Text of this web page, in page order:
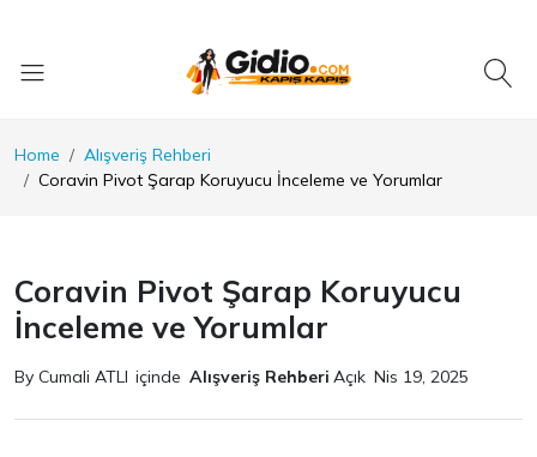
Home
Alışveriş Rehberi
Coravin Pivot Şarap Koruyucu İnceleme ve Yorumlar
Coravin Pivot Şarap Koruyucu
İnceleme ve Yorumlar
By Cumali ATLI içinde Alışveriş Rehberi Açık Nis 19, 2025